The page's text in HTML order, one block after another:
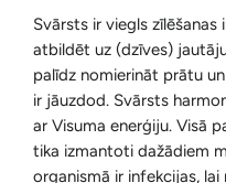
Svārsts ir viegls zīlēšanas
atbildēt uz (dzīves)
palīdz nomierināt prātu
ir jāuzdod. Svārsts
ar Visuma enerģiju. Visā
tika izmantoti dažādiem
organismā ir infekcijas,